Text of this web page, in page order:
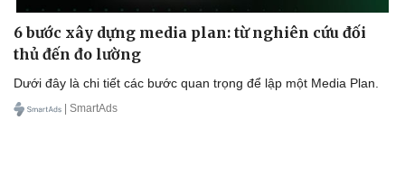
6 bước xây dựng media plan: từ nghiên cứu đối
thủ đến đo lường
Dưới đây là chi tiết các bước quan trọng để lập một Media Plan.
| SmartAds